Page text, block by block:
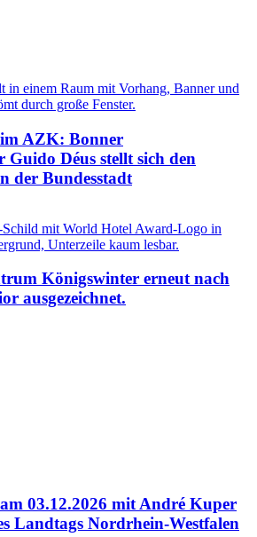
AZK: Bonner
Guido Déus stellt sich den
der Bundesstadt
Königswinter erneut nach
ausgezeichnet.
03.12.2026 mit André Kuper
Landtags Nordrhein-Westfalen